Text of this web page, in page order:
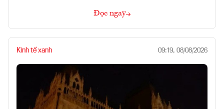
Đọc ngay
Kinh tế xanh 09:19, 08/08/2026